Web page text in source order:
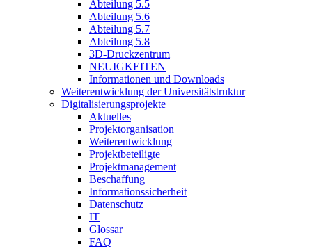
Abteilung 5.5
Abteilung 5.6
Abteilung 5.7
Abteilung 5.8
3D-Druckzentrum
NEUIGKEITEN
Informationen und Downloads
Weiterentwicklung der Universitätstruktur
Digitalisierungsprojekte
Aktuelles
Projektorganisation
Weiterentwicklung
Projektbeteiligte
Projektmanagement
Beschaffung
Informationssicherheit
Datenschutz
IT
Glossar
FAQ